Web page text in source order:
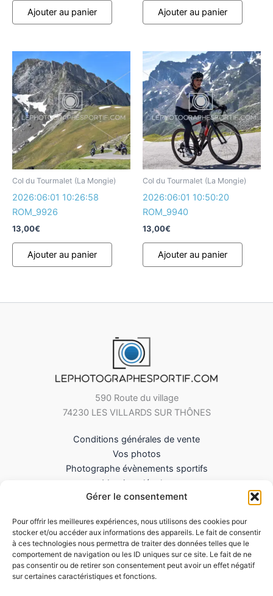
Gérer le consentement
Pour offrir les meilleures expériences, nous utilisons des cookies pour
stocker et/ou accéder aux informations des appareils. Le fait de consentir
à ces technologies nous permettra de traiter des données telles que le
comportement de navigation ou les ID uniques sur ce site. Le fait de ne
pas consentir ou de retirer son consentement peut avoir un effet négatif
sur certaines caractéristiques et fonctions.
Ajouter au panier Ajouter au panier
Col du Tourmalet (La Mongie)
2026:06:01 10:26:58
ROM_9926
13,00€
Ajouter au panier
Col du Tourmalet (La Mongie)
2026:06:01 10:50:20
ROM_9940
13,00€
Ajouter au panier
590 Route du village
74230 LES VILLARDS SUR THÔNES
Conditions générales de vente
Vos photos
Photographe évènements sportifs
Mentions légales
Mes Téléchargements
Politique de cookies (UE)